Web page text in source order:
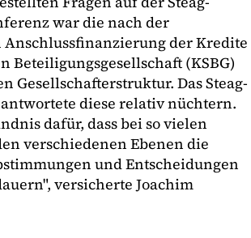
war die nach der
Anschlussfinanzierung der Kredite
Beteiligungsgesellschaft (KSBG)
Gesellschafterstruktur. Das Steag-
diese relativ nüchtern.
dafür, dass bei so vielen
verschiedenen Ebenen die
und Entscheidungen
versicherte Joachim